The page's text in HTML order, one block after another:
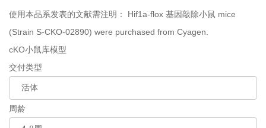
使用本品系发表的文献需注明： Hif1a-flox 基因敲除小鼠 mice
(Strain S-CKO-02890) were purchased from Cyagen.
cKO小鼠库模型
交付类型
周龄